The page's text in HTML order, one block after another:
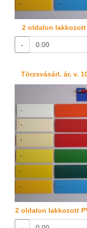
2 oldalon lakkozott
-
Törzsvásárl. ár, v.
2 oldalon lakkozott